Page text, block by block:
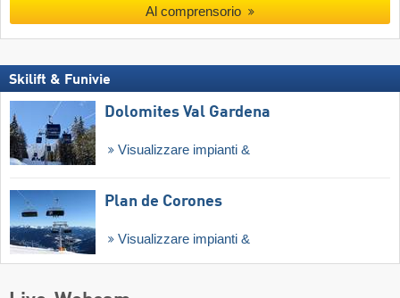
Al comprensorio
Skilift & Funivie
Dolomites Val Gardena
Visualizzare impianti &
Plan de Corones
Visualizzare impianti &